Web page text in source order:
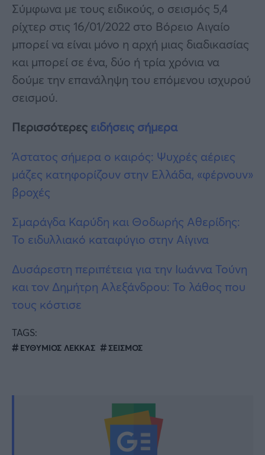
Σύμφωνα με τους ειδικούς, ο σεισμός 5,4
ρίχτερ στις 16/01/2022 στο Βόρειο Αιγαίο
μπορεί να είναι μόνο η αρχή μιας διαδικασίας
και μπορεί σε ένα, δύο ή τρία χρόνια να
δούμε την επανάληψη του επόμενου ισχυρού
σεισμού.
Περισσότερες ειδήσεις σήμερα
Άστατος σήμερα ο καιρός: Ψυχρές αέριες
μάζες κατηφορίζουν στην Ελλάδα, «φέρνουν»
βροχές
Σμαράγδα Καρύδη και Θοδωρής Αθερίδης:
Το ειδυλλιακό καταφύγιο στην Αίγινα
Δυσάρεστη περιπέτεια για την Ιωάννα Τούνη
και τον Δημήτρη Αλεξάνδρου: Το λάθος που
τους κόστισε
TAGS:
ΕΥΘΥΜΙΟΣ ΛΕΚΚΑΣ ΣΕΙΣΜΟΣ